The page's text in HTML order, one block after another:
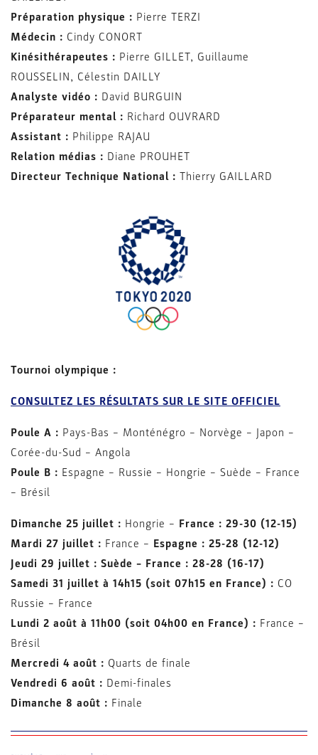
Préparation physique : Pierre TERZI
Médecin : Cindy CONORT
Kinésithérapeutes : Pierre GILLET, Guillaume
ROUSSELIN, Célestin DAILLY
Analyste vidéo : David BURGUIN
Préparateur mental : Richard OUVRARD
Assistant : Philippe RAJAU
Relation médias : Diane PROUHET
Directeur Technique National : Thierry GAILLARD
Tournoi olympique :
CONSULTEZ LES RÉSULTATS SUR LE SITE OFFICIEL
Poule A : Pays-Bas – Monténégro – Norvège – Japon –
Corée-du-Sud – Angola
Poule B : Espagne – Russie – Hongrie – Suède – France
– Brésil
Dimanche 25 juillet : Hongrie – France : 29-30 (12-15)
Mardi 27 juillet : France – Espagne : 25-28 (12-12)
Jeudi 29 juillet : Suède – France : 28-28 (16-17)
Samedi 31 juillet à 14h15 (soit 07h15 en France) : CO
Russie – France
Lundi 2 août à 11h00 (soit 04h00 en France) : France –
Brésil
Mercredi 4 août : Quarts de finale
Vendredi 6 août : Demi-finales
Dimanche 8 août : Finale